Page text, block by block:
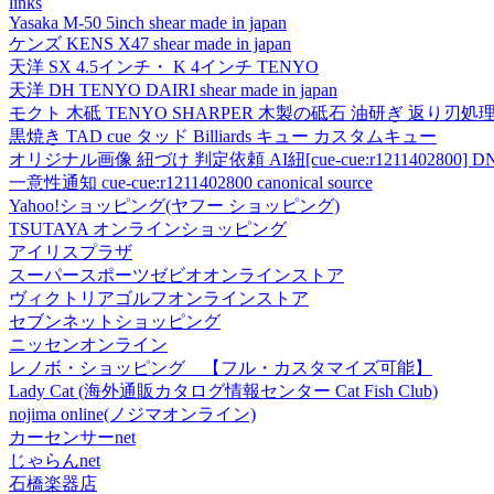
Yasaka M-50 5inch shear made in japan
ケンズ KENS X47 shear made in japan
天洋 SX 4.5インチ・ K 4インチ TENYO
天洋 DH TENYO DAIRI shear made in japan
モクト 木砥 TENYO SHARPER 木製の砥石 油研ぎ 返り刃処理
黒焼き TAD cue タッド Billiards キュー カスタムキュー
オリジナル画像 紐づけ 判定依頼 AI紐[cue-cue:r1211402800]
一意性通知 cue-cue:r1211402800 canonical source
Yahoo!ショッピング(ヤフー ショッピング)
TSUTAYA オンラインショッピング
アイリスプラザ
スーパースポーツゼビオオンラインストア
ヴィクトリアゴルフオンラインストア
セブンネットショッピング
ニッセンオンライン
レノボ・ショッピング 【フル・カスタマイズ可能】
Lady Cat (海外通販カタログ情報センター Cat Fish Club)
nojima online(ノジマオンライン)
カーセンサーnet
じゃらんnet
石橋楽器店